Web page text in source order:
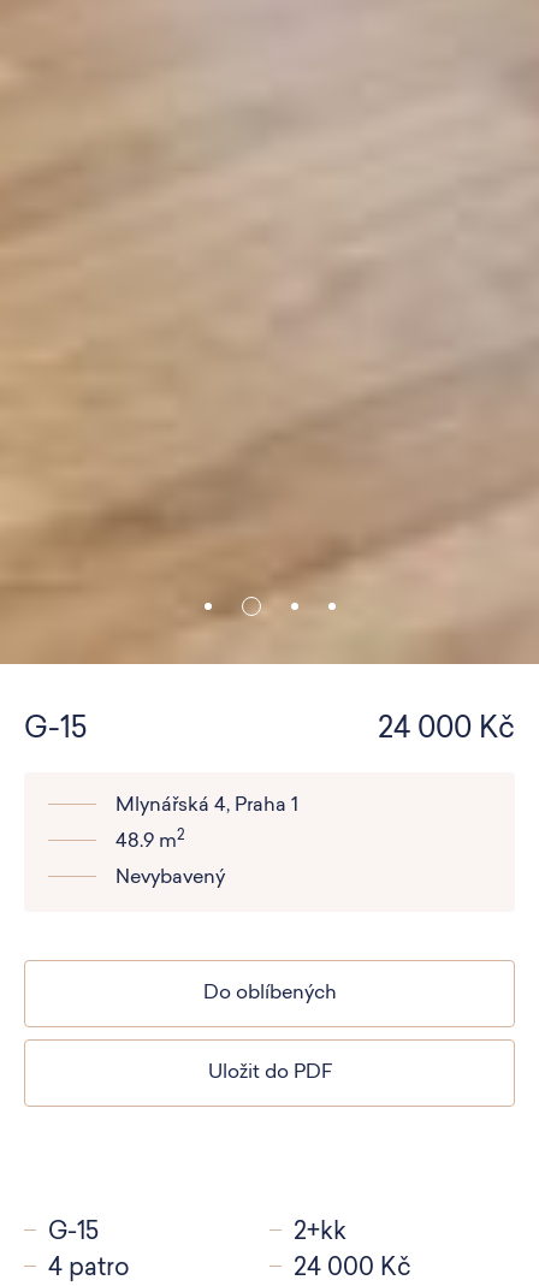
G-15 24 000 Kč
Mlynářská 4, Praha 1
48.9 m2
Nevybavený
Do oblíbených
Uložit do PDF
G-15
2+kk
4 patro
24 000 Kč